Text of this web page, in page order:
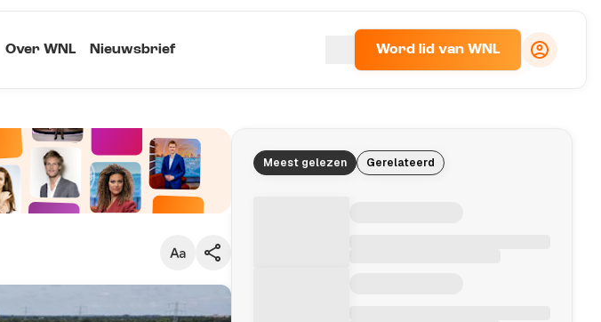
Over WNL Nieuwsbrief Word lid van WNL
Meest gelezen Gerelateerd